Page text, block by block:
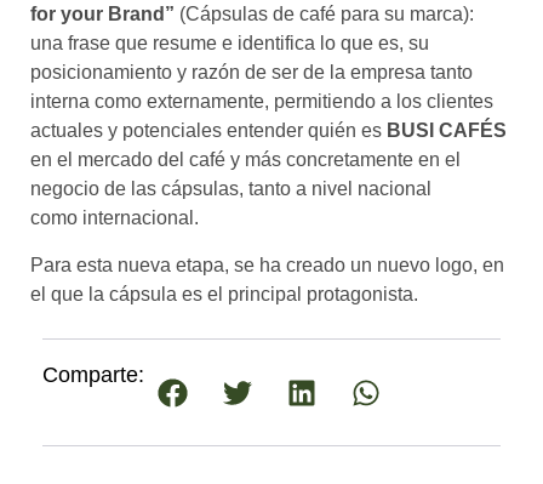
for your Brand” (Cápsulas de café para su marca):
una frase que resume e identifica lo que es, su
posicionamiento y razón de ser de la empresa tanto
interna como externamente, permitiendo a los clientes
actuales y potenciales entender quién es BUSI CAFÉS
en el mercado del café y más concretamente en el
negocio de las cápsulas, tanto a nivel nacional
como internacional.
Para esta nueva etapa, se ha creado un nuevo logo, en
el que la cápsula es el principal protagonista.
Comparte: